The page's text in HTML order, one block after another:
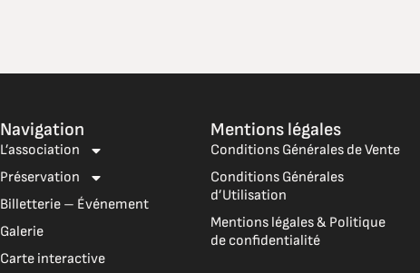
Navigation
L’association
Préservation
Billetterie – Événement
Galerie
Carte interactive
Mentions légales
Conditions Générales de Vente
Conditions Générales
d’Utilisation
Mentions légales & Politique
de confidentialité